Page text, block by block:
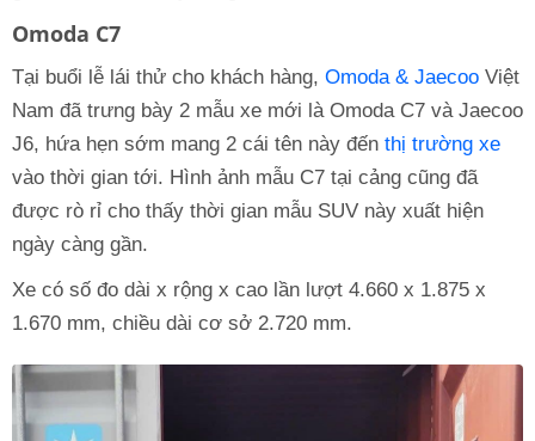
Omoda C7
Tại buổi lễ lái thử cho khách hàng, Omoda & Jaecoo Việt
Nam đã trưng bày 2 mẫu xe mới là Omoda C7 và Jaecoo
J6, hứa hẹn sớm mang 2 cái tên này đến thị trường xe
vào thời gian tới. Hình ảnh mẫu C7 tại cảng cũng đã
được rò rỉ cho thấy thời gian mẫu SUV này xuất hiện
ngày càng gần.
Xe có số đo dài x rộng x cao lần lượt 4.660 x 1.875 x
1.670 mm, chiều dài cơ sở 2.720 mm.